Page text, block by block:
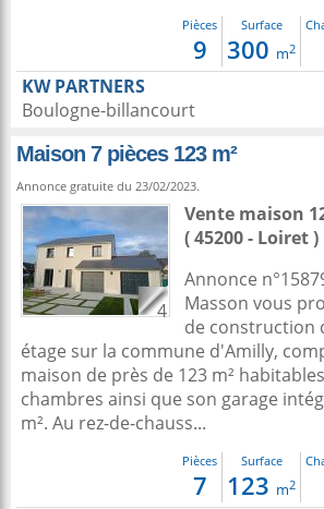
Pièces
9
Surface
300 m2
KW PARTNERS
Boulogne-billancourt
Maison 7 pièces 123 m²
Annonce gratuite du 23/02/2023.
4
Vente maison
( 45200 - Loiret )
Annonce
Masson vous
de construction
étage sur la commune d'Amilly,
maison de près de 123 m²
chambres ainsi que son garage
m². Au rez-de-chauss...
Pièces
7
Surface
123 m2